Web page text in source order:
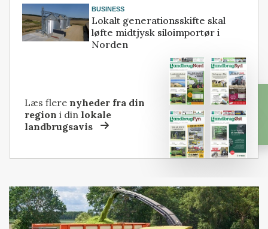
BUSINESS
Lokalt generationsskifte skal
løfte midtjysk siloimportør i
Norden
Læs flere nyheder fra din
region i dinlokale
landbrugsavis